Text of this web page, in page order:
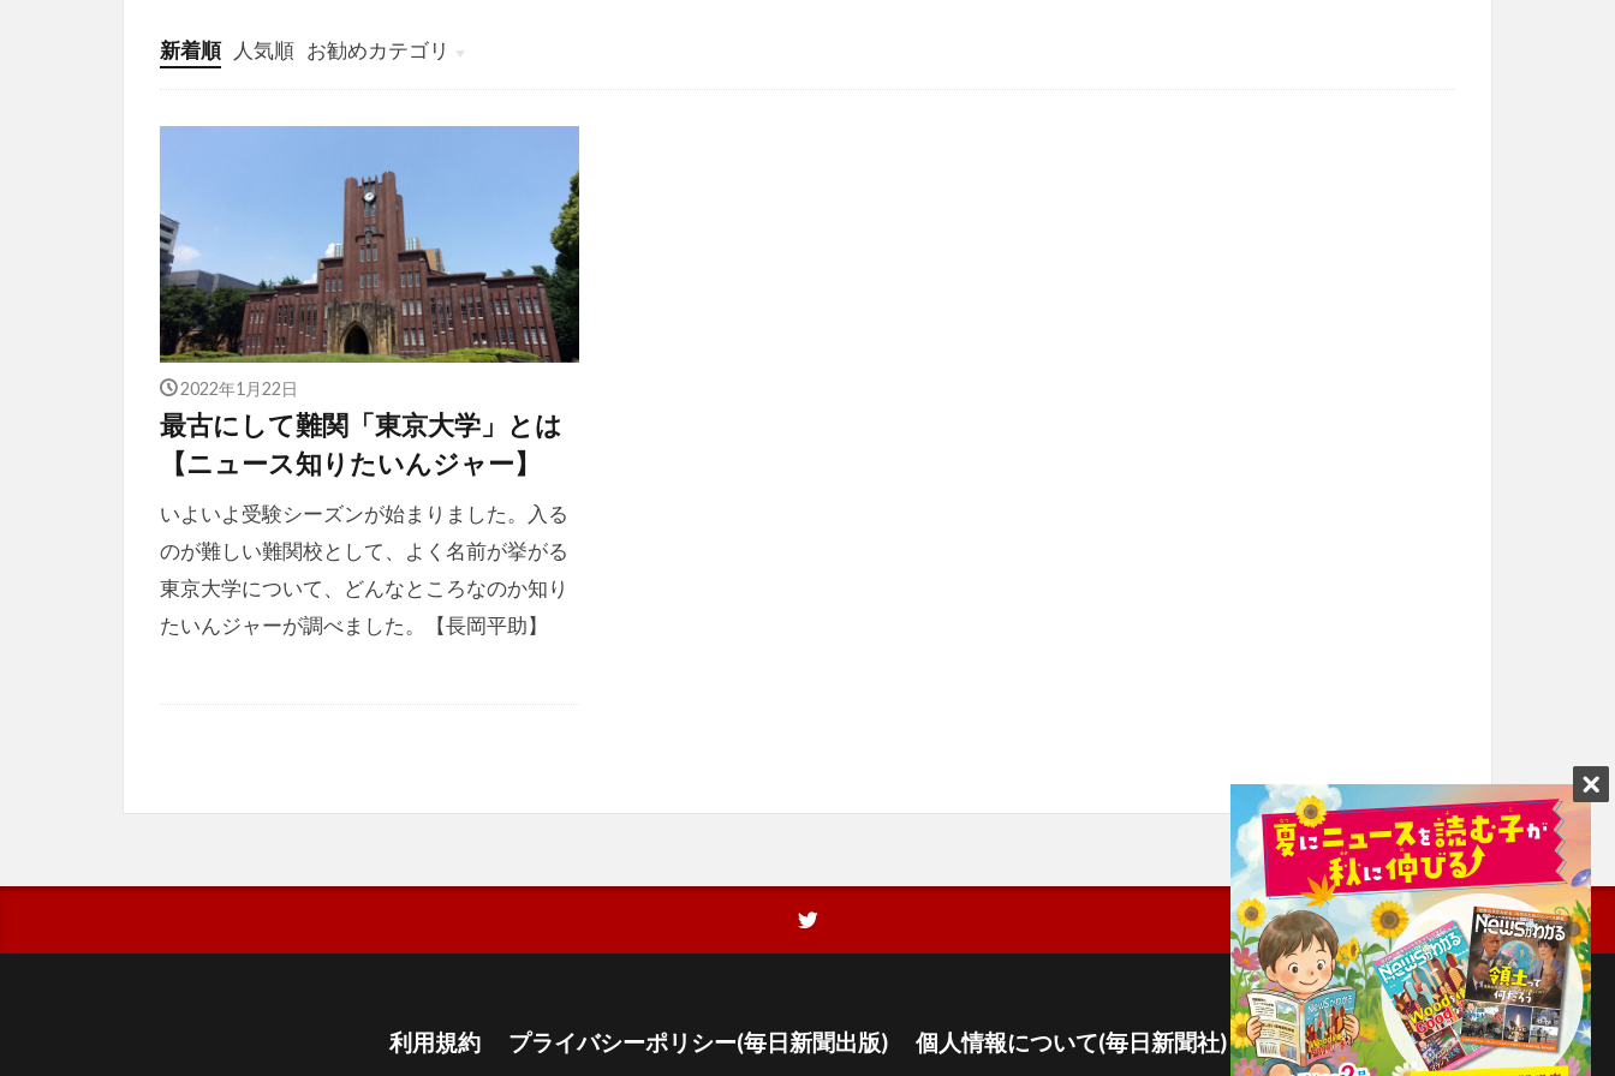
新着順 人気順 お勧めカテゴリ
投稿
学び
マンガ
電子書籍
2022年1月22日
最古にして難関「東京大学」とは
【ニュース知りたいんジャー】
いよいよ受験シーズンが始まりました。入る
のが難しい難関校として、よく名前が挙がる
東京大学について、どんなところなのか知り
たいんジャーが調べました。【長岡平助】
利用規約 プライバシーポリシー(毎日新聞出版) 個人情報について(毎日新聞社)